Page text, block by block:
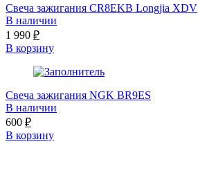
Свеча зажигания CR8EKB Longjia XDV
В наличии
1 990 ₽
В корзину
Свеча зажигания NGK BR9ES
В наличии
600 ₽
В корзину